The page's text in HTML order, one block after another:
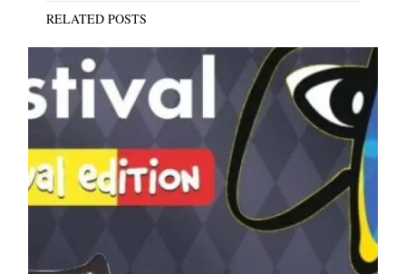
RELATED POSTS